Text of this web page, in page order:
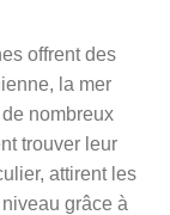
offrent des
la mer
nombreux
trouver leur
attirent les
grâce à